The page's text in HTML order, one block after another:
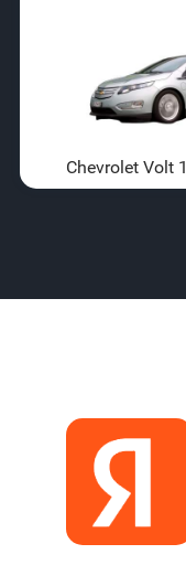
Chevrolet Volt 1